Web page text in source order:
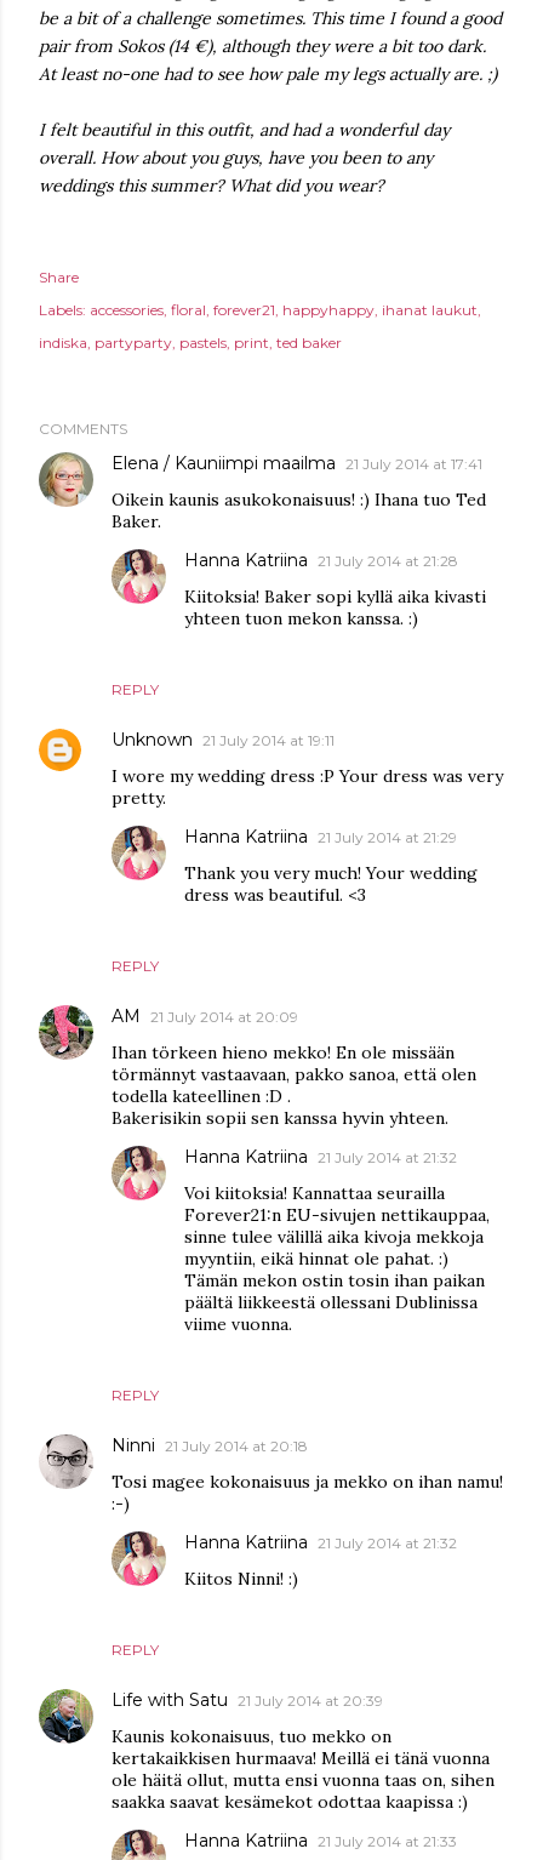
be a bit of a challenge sometimes. This time I found a good
pair from Sokos (14 €), although they were a bit too dark.
At least no-one had to see how pale my legs actually are. ;)
I felt beautiful in this outfit, and had a wonderful day
overall. How about you guys, have you beento any
weddings this summer? What did you wear?
Share
Labels: accessories floral forever21 happyhappy ihanat laukut
indiska partyparty pastels print ted baker
COMMENTS
Elena / Kauniimpi maailma 21 July 2014 at 17:41
Oikein kaunis asukokonaisuus! :) Ihana tuo Ted
Baker.
REPLY
Hanna Katriina 21 July 2014 at 21:28
Kiitoksia! Baker sopi kyllä aika kivasti
yhteen tuon mekon kanssa. :)
Unknown 21 July 2014 at 19:11
I wore my wedding dress :P Your dress was very
pretty.
REPLY
Hanna Katriina 21 July 2014 at 21:29
Thank you very much! Your wedding
dress was beautiful. <3
AM 21 July 2014 at 20:09
Ihan törkeen hieno mekko! En ole missään
törmännyt vastaavaan, pakko sanoa, että olen
todella kateellinen :D .
Bakerisikin sopii sen kanssa hyvin yhteen.
REPLY
Hanna Katriina 21 July 2014 at 21:32
Voi kiitoksia! Kannattaa seurailla
Forever21:n EU-sivujen nettikauppaa,
sinne tulee välillä aika kivoja mekkoja
myyntiin, eikä hinnat ole pahat. :)
Tämän mekon ostin tosin ihan paikan
päältä liikkeestä ollessani Dublinissa
viime vuonna.
Ninni 21 July 2014 at 20:18
Tosi magee kokonaisuus ja mekko on ihan namu!
:-)
REPLY
Hanna Katriina 21 July 2014 at 21:32
Kiitos Ninni! :)
Life with Satu 21 July 2014 at 20:39
Kaunis kokonaisuus, tuo mekko on
kertakaikkisen hurmaava! Meillä ei tänä vuonna
ole häitä ollut, mutta ensi vuonna taas on, sihen
saakka saavat kesämekot odottaa kaapissa :)
Hanna Katriina 21 July 2014 at 21:33